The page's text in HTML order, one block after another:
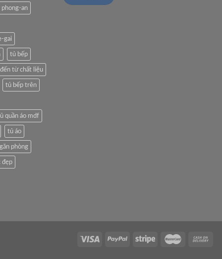
phong-an
gai
tủ bếp
từ chất liệu
tủ bếp trên
quần áo mdf
tủ áo
phòng
đẹp